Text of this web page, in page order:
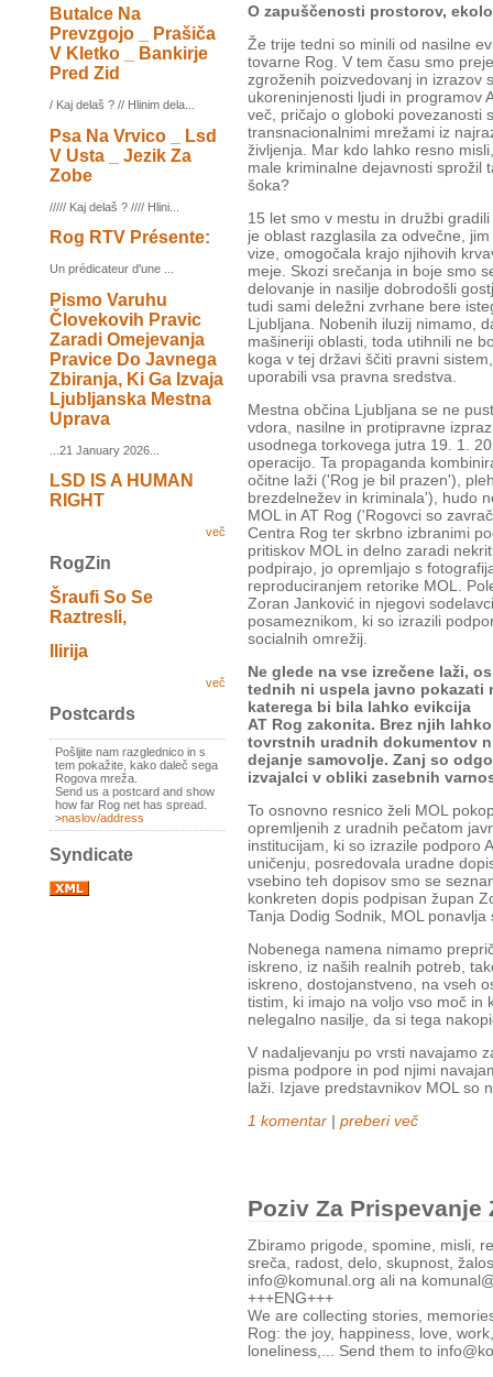
Butalce Na
Prevzgojo _ Prašiča
V Kletko _ Bankirje
Pred Zid
/ Kaj delaš ? // Hlinim dela...
Psa Na Vrvico _ Lsd
V Usta _ Jezik Za
Zobe
///// Kaj delaš ? //// Hlini...
Rog RTV Présente:
Un prédicateur d'une ...
Pismo Varuhu
Človekovih Pravic
Zaradi Omejevanja
Pravice Do Javnega
Zbiranja, Ki Ga Izvaja
Ljubljanska Mestna
Uprava
...21 January 2026...
LSD IS A HUMAN
RIGHT
več
RogZin
Šraufi So Se
Raztresli,
Ilirija
več
Postcards
Pošljite nam razglednico in s
tem pokažite, kako daleč sega
Rogova mreža.
Send us a postcard and show
how far Rog net has spread.
>naslov/address
Syndicate
O zapuščenosti prostorov,
Že trije tedni so minili od nasilne
tovarne Rog. V tem času smo
zgroženih poizvedovanj in izrazov
ukoreninjenosti ljudi in programov
več, pričajo o globoki povezanosti
transnacionalnimi mrežami iz
življenja. Mar kdo lahko resno
male kriminalne dejavnosti sprožil
šoka?
15 let smo v mestu in družbi
je oblast razglasila za odvečne,
vize, omogočala krajo njihovih
meje. Skozi srečanja in boje smo
delovanje in nasilje dobrodošli
tudi sami deležni zvrhane bere
Ljubljana. Nobenih iluzij nimamo,
mašineriji oblasti, toda utihnili ne
koga v tej državi ščiti pravni
uporabili vsa pravna sredstva.
Mestna občina Ljubljana se ne
vdora, nasilne in protipravne
usodnega torkovega jutra 19. 1.
operacijo. Ta propaganda
očitne laži ('Rog je bil prazen'),
brezdelnežev in kriminala'), hudo
MOL in AT Rog ('Rogovci so
Centra Rog ter skrbno izbranimi
pritiskov MOL in delno zaradi
podpirajo, jo opremljajo s
reproduciranjem retorike MOL.
Zoran Janković in njegovi
posameznikom, ki so izrazili
socialnih omrežij.
Ne glede na vse izrečene laži,
tednih ni uspela javno pokazati
katerega bi bila lahko evikcija
AT Rog zakonita. Brez njih
tovrstnih uradnih dokumentov
dejanje samovolje. Zanj so
izvajalci v obliki zasebnih
To osnovno resnico želi MOL
opremljenih z uradnih pečatom
institucijam, ki so izrazile podporo
uničenju, posredovala uradne
vsebino teh dopisov smo se
konkreten dopis podpisan župan
Tanja Dodig Sodnik, MOL
Nobenega namena nimamo
iskreno, iz naših realnih potreb,
iskreno, dostojanstveno, na vseh
tistim, ki imajo na voljo vso moč in
nelegalno nasilje, da si tega
V nadaljevanju po vrsti navajamo
pisma podpore in pod njimi
laži. Izjave predstavnikov MOL so
1 komentar | preberi več
Poziv Za Prispevanje
Zbiramo prigode, spomine, misli,
sreča, radost, delo, skupnost,
info@komunal.org ali na
+++ENG+++
We are collecting stories,
Rog: the joy, happiness, love,
loneliness,... Send them to